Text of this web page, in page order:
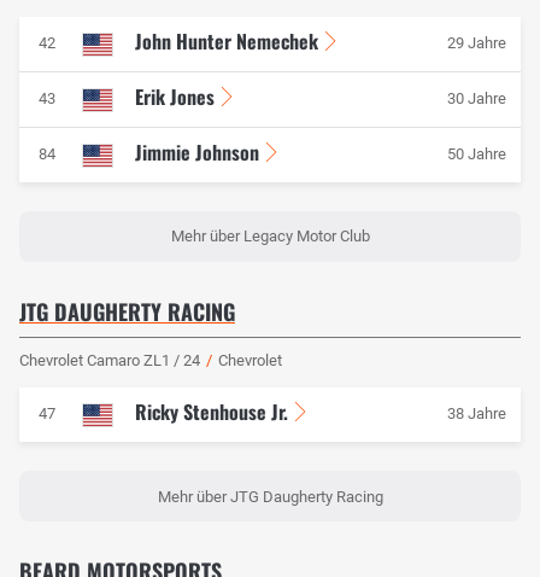
42 John Hunter Nemechek 29 Jahre
43 Erik Jones 30 Jahre
84 Jimmie Johnson 50 Jahre
Mehr über Legacy Motor Club
JTG DAUGHERTY RACING
Chevrolet Camaro ZL1 / 24 / Chevrolet
47 Ricky Stenhouse Jr. 38 Jahre
Mehr über JTG Daugherty Racing